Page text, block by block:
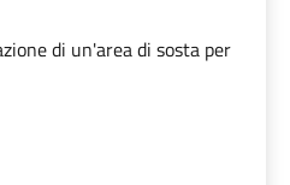
di un'area di sosta per